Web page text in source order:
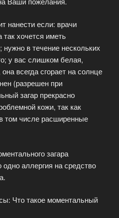
нанести если: врачи
так хочется иметь
нужно в течение нескольких
у вас слишком белая,
всегда сгорает на солнце
(разрешен при
загар прекрасно
кожи, так как
том числе расширенные
загара
одно аллергия на средство
Что такое моментальный